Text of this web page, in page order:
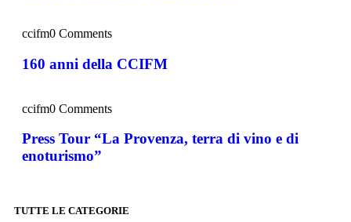
ccifm0 Comments
160 anni della CCIFM
ccifm0 Comments
Press Tour “La Provenza, terra di vino e di
enoturismo”
TUTTE LE CATEGORIE